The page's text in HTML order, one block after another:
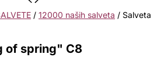
/ 12000 naših salveta / Salveta
of spring" C8